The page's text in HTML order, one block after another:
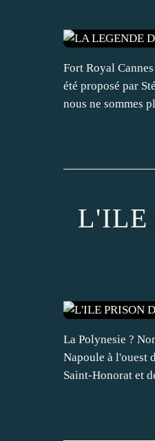
Fort Royal
été proposé par
nous ne sommes
L'ILE
La Polynesie ?
Napoule à l'ouest
Saint-Honorat et